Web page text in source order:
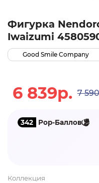
Фигурка
Iwaizumi
Good Smile Company
6 839р. 7
342 Pop-Баллов
Коллекция